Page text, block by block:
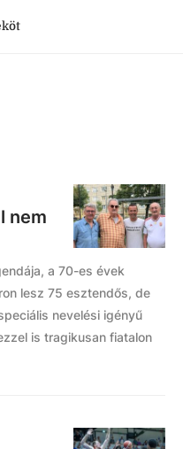
nem
a 70-es évek
lesz 75 esztendős, de
nevelési igényű
is tragikusan fiatalon